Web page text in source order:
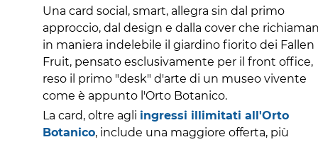
Una card social, smart, allegra sin dal primo
approccio, dal design e dalla cover che
in maniera indelebile il giardino fiorito dei Fallen
Fruit, pensato esclusivamente per il front office,
reso il primo "desk" d'arte di un museo vivente
come è appunto l'Orto Botanico.
La card, oltre agli ingressi illimitati all'Orto
Botanico, include una maggiore offerta, più